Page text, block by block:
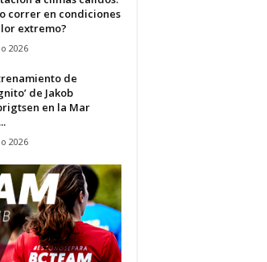
correr en condiciones
extremo?
2026
de
de Jakob
en la Mar
2026